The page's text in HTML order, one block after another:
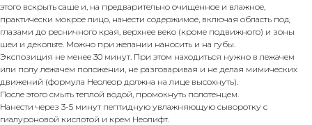
этого вскрыть саше и, на предварительно очищенное и влажное,
практически мокрое лицо, нанести содержимое, включая область под
глазами до ресничного края, верхнее веко (кроме подвижного) и зоны
шеи и декольте. Можно при желании наносить и на губы.
Экспозиция не менее 30 минут. При этом находиться нужно в лежачем
или полу лежачем положении, не разговаривая и не делая мимических
движений (формула Неолеор должна на лице высохнуть).
После этого смыть теплой водой, промокнуть полотенцем.
Нанести через 3-5 минут пептидную увлажняющую сыворотку с
гиалуроновой кислотой и крем Неолифт.